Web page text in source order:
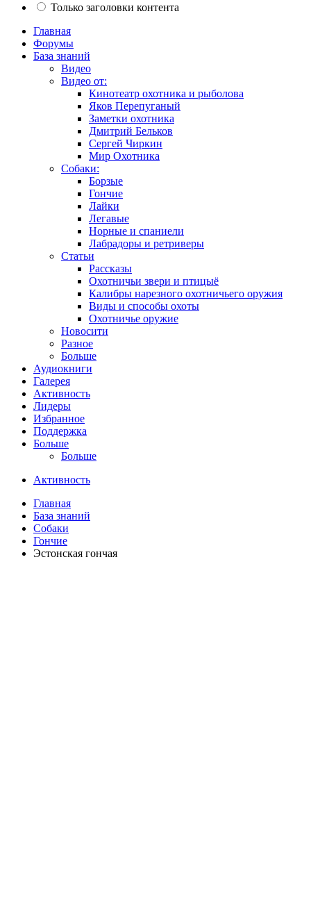
Только заголовки контента
Главная
Форумы
База знаний
Видео
Видео от:
Кинотеатр охотника и рыболова
Яков Перепуганый
Заметки охотника
Дмитрий Бельков
Сергей Чиркин
Мир Охотника
Собаки:
Борзые
Гончие
Лайки
Легавые
Норные и спаниели
Лабрадоры и ретриверы
Статьи
Рассказы
Охотничьи звери и птицыё
Калибры нарезного охотничьего оружия
Виды и способы охоты
Охотничье оружие
Новосити
Разное
Больше
Аудиокниги
Галерея
Активность
Лидеры
Избранное
Поддержка
Больше
Больше
Активность
Главная
База знаний
Собаки
Гончие
Эстонская гончая